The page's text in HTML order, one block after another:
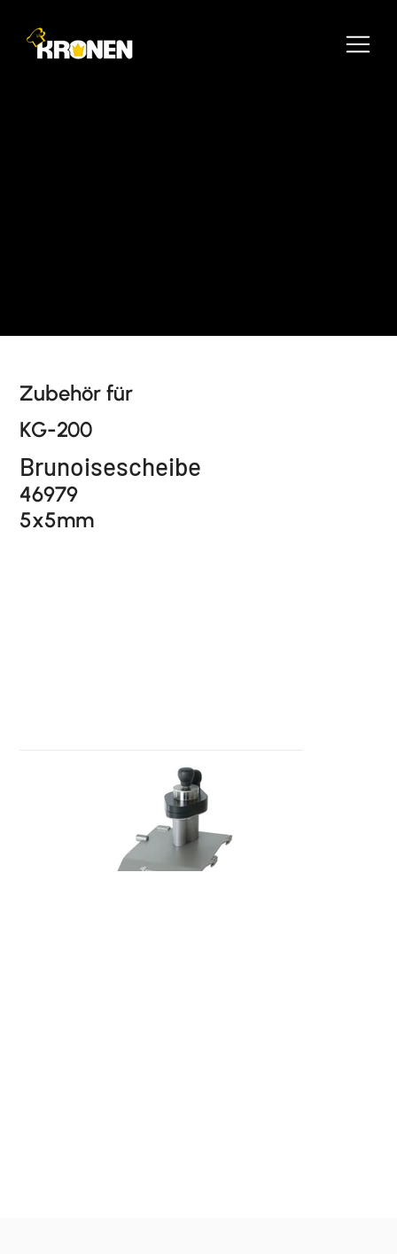
Zubehör für
KG-200
Brunoisescheibe
46979
5x5mm